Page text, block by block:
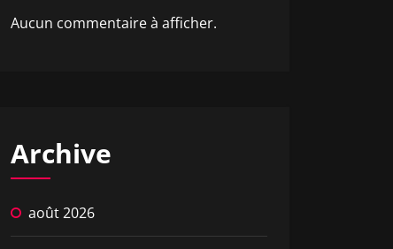
Aucun commentaire à afficher.
Archive
août 2026